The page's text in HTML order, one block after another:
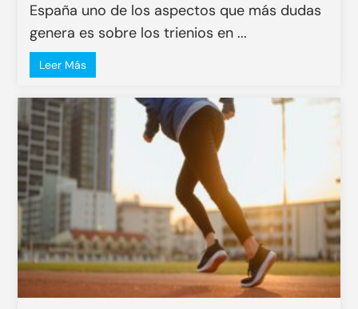
España uno de los aspectos que más dudas
genera es sobre los trienios en ...
Leer Más